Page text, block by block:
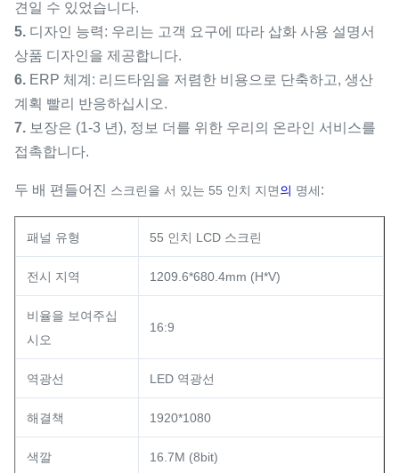
견일 수 있었습니다.
5. 디자인 능력: 우리는 고객 요구에 따라 삽화 사용 설명서
상품 디자인을 제공합니다.
6. ERP 체계: 리드타임을 저렴한 비용으로 단축하고, 생산
계획 빨리 반응하십시오.
7. 보장은 (1-3 년), 정보 더를 위한 우리의 온라인 서비스를
접촉합니다.
두 배 편들어진 스크린을 서 있는 55 인치 지면의 명세:
패널 유형 55 인치 LCD 스크린
전시 지역 1209.6*680.4mm (H*V)
비율을 보여주십
시오
16:9
역광선 LED 역광선
해결책 1920*1080
색깔 16.7M (8bit)